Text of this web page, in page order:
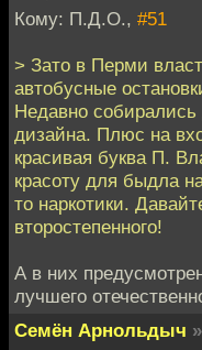
Кому: П.Д.О., #51
> Зато в Перми
автобусные
Недавно собирались
дизайна. Плюс на
красивая буква П.
красоту для быдла
то наркотики.
второстепенного!
А в них
лучшего
Семён Арнольдыч »